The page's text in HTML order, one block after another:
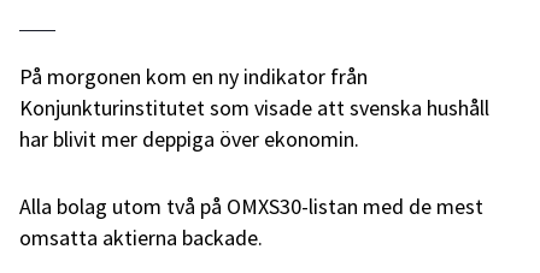
På morgonen kom en ny indikator från
Konjunkturinstitutet som visade att svenska hushåll
har blivit mer deppiga över ekonomin.
Alla bolag utom två på OMXS30-listan med de mest
omsatta aktierna backade.